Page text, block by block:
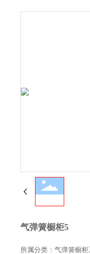
气弹簧橱柜5
所属分类：气弹簧橱柜